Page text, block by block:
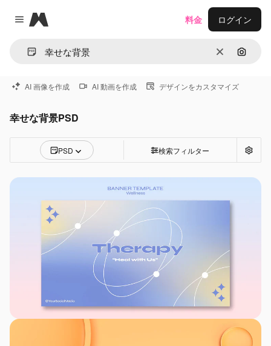
Close menu
Magnific
消去 画像で
料金 ログイン
AI 画像を作成 AI 動画を作成 デザインをカスタマイズ
幸せな背景PSD
PSD 検索フィルター